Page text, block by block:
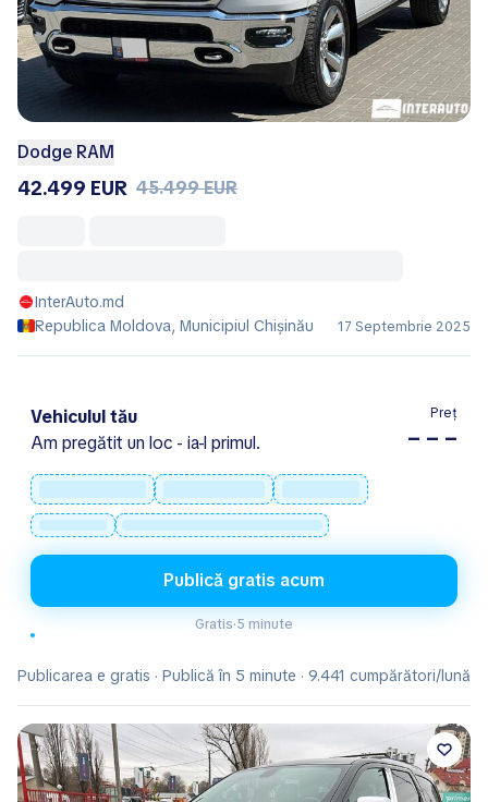
Dodge RAM
42.499 EUR 45.499 EUR
InterAuto.md
Republica Moldova, Municipiul Chișinău
17 Septembrie 2025
Vehiculul tău
Am pregătit un loc - ia-l primul.
Preț
– – –
Publică gratis acum
Gratis·5 minute
Publicarea e gratis · Publică în 5 minute · 9.441 cumpărători/lună